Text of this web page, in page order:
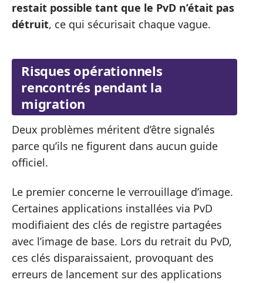
restait possible tant que le PvD n’était pas
détruit, ce qui sécurisait chaque vague.
Risques opérationnels
rencontrés pendant la
migration
Deux problèmes méritent d’être signalés
parce qu’ils ne figurent dans aucun guide
officiel.
Le premier concerne le verrouillage d’image.
Certaines applications installées via PvD
modifiaient des clés de registre partagées
avec l’image de base. Lors du retrait du PvD,
ces clés disparaissaient, provoquant des
erreurs de lancement sur des applications